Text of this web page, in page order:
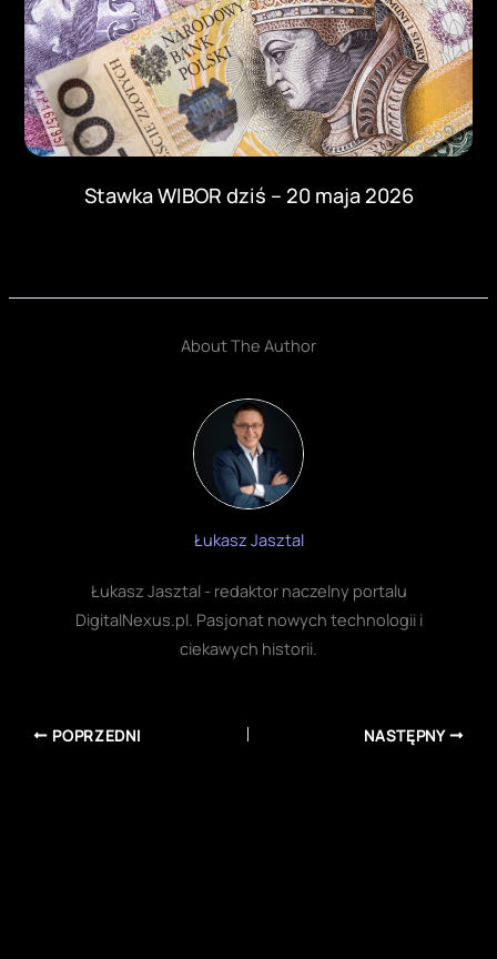
Stawka WIBOR dziś – 20 maja 2026
About The Author
Łukasz Jasztal
Łukasz Jasztal - redaktor naczelny portalu
DigitalNexus.pl. Pasjonat nowych technologii i
ciekawych historii.
POPRZEDNI NASTĘPNY